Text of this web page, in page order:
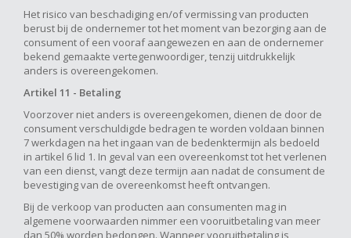
Het risico van beschadiging en/of vermissing van producten
berust bij de ondernemer tot het moment van bezorging aan de
consument of een vooraf aangewezen en aan de ondernemer
bekend gemaakte vertegenwoordiger, tenzij uitdrukkelijk
anders is overeengekomen.
Artikel 11 - Betaling
Voorzover niet anders is overeengekomen, dienen de door de
consument verschuldigde bedragen te worden voldaan binnen
7 werkdagen na het ingaan van de bedenktermijn als bedoeld
in artikel 6 lid 1. In geval van een overeenkomst tot het verlenen
van een dienst, vangt deze termijn aan nadat de consument de
bevestiging van de overeenkomst heeft ontvangen.
Bij de verkoop van producten aan consumenten mag in
algemene voorwaarden nimmer een vooruitbetaling van meer
dan 50% worden bedongen. Wanneer vooruitbetaling is